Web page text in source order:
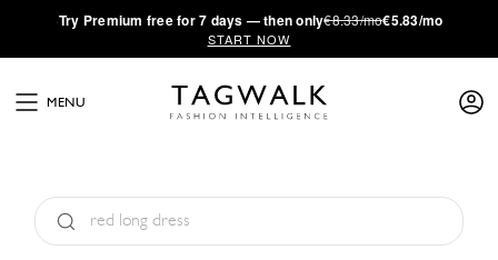
·Try Premium free for 7 days — then only€8.33/mo€5.83/mo
START NOW
MENU